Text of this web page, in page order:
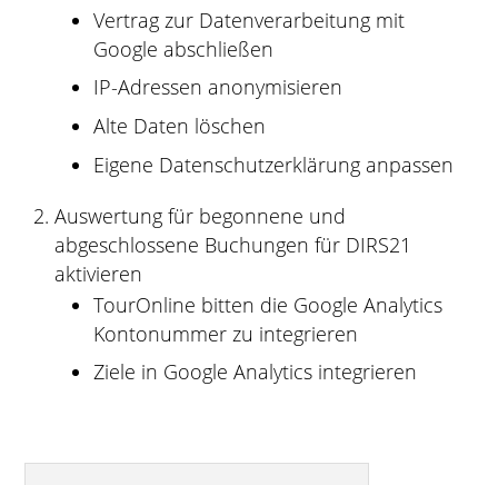
Vertrag zur Datenverarbeitung mit
Google abschließen
IP-Adressen anonymisieren
Alte Daten löschen
Eigene Datenschutzerklärung anpassen
Auswertung für begonnene und
abgeschlossene Buchungen für DIRS21
aktivieren
TourOnline bitten die Google Analytics
Kontonummer zu integrieren
Ziele in Google Analytics integrieren